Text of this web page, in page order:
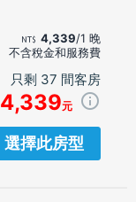
4,339/1 晚
不含稅金和服務費
只剩 37 間客房
4,339元
選擇此房型